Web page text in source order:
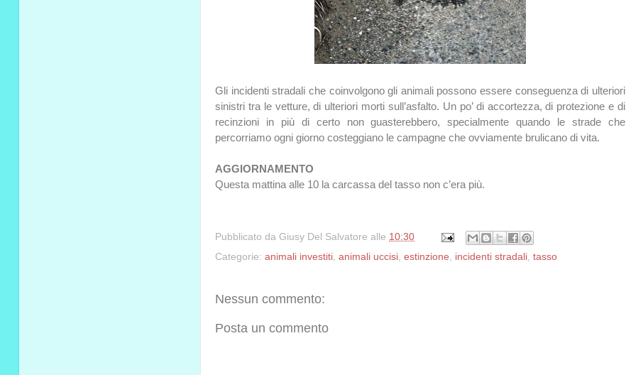
Gli incidenti stradali che coinvolgono gli animali possono essere conseguenza di ulteriori
sinistri tra le vetture, di ulteriori morti sull’asfalto. Un po’ di accortezza, di protezione e di
recinzioni in più di certo non guasterebbero, specialmente quando le strade che
percorriamo ogni giorno costeggiano le campagne che ovviamente brulicano di vita.
AGGIORNAMENTO
Questa mattina alle 10 la carcassa del tasso non c’era più.
Pubblicato da Giusy Del Salvatore alle 10:30
Categorie: animali investiti animali uccisi estinzione incidenti stradali tasso
Nessun commento:
Posta un commento